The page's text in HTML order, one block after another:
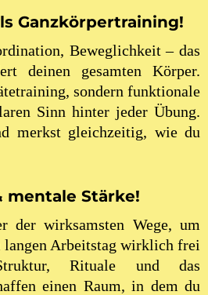
Ganzkörpertraining!
Beweglichkeit – das
deinen gesamten Körper.
sondern funktionale
Sinn hinter jeder Übung.
merkst gleichzeitig, wie du
mentale Stärke!
der wirksamsten Wege, um
langen Arbeitstag wirklich frei
Rituale und das
einen Raum, in dem du